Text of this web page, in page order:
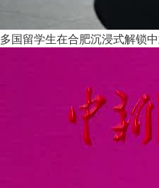
多国留学生在合肥沉浸式解锁